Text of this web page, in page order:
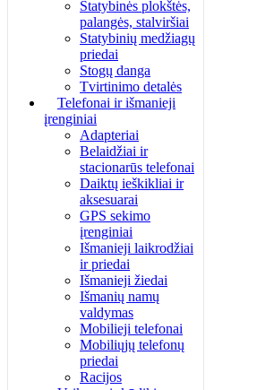
Statybinės plokštės,
palangės, stalviršiai
Statybinių medžiagų
priedai
Stogų danga
Tvirtinimo detalės
Telefonai ir išmanieji
įrenginiai
Adapteriai
Belaidžiai ir
stacionarūs telefonai
Daiktų ieškikliai ir
aksesuarai
GPS sekimo
įrenginiai
Išmanieji laikrodžiai
ir priedai
Išmanieji žiedai
Išmanių namų
valdymas
Mobilieji telefonai
Mobiliųjų telefonų
priedai
Racijos